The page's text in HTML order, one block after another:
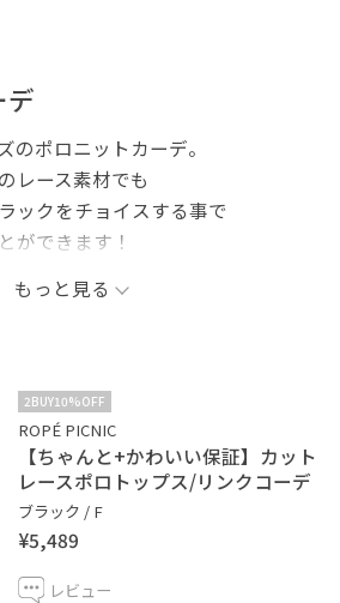
デ
のポロニットカーデ。
レース素材でも
ックをチョイスする事で
ができます！
トをレイヤードすることで
スしました！
もっと見る
2BUY10%OFF
ROPÉ PICNIC
【ちゃんと+かわいい保証】カット
レースポロトップス/リンクコーデ
ブラック / F
¥5,489
レビュー